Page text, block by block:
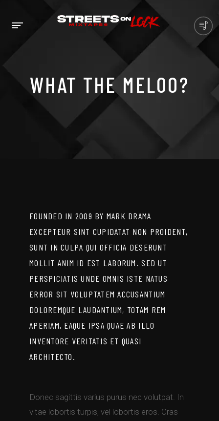
WHAT THE MELOO?
FOUNDED IN 2009 BY MARK DRAMA
EXCEPTEUR SINT CUPIDATAT NON PROIDENT,
SUNT IN CULPA QUI OFFICIA DESERUNT
MOLLIT ANIM ID EST LABORUM. SED UT
PERSPICIATIS UNDE OMNIS ISTE NATUS
ERROR SIT VOLUPTATEM ACCUSANTIUM
DOLOREMQUE LAUDANTIUM, TOTAM REM
APERIAM, EAQUE IPSA QUAE AB ILLO
INVENTORE VERITATIS ET QUASI
ARCHITECTO.
Donec sagittis varius purus nec volutpat. In
vitae lobortis turpis, vel lobortis eros. Cras